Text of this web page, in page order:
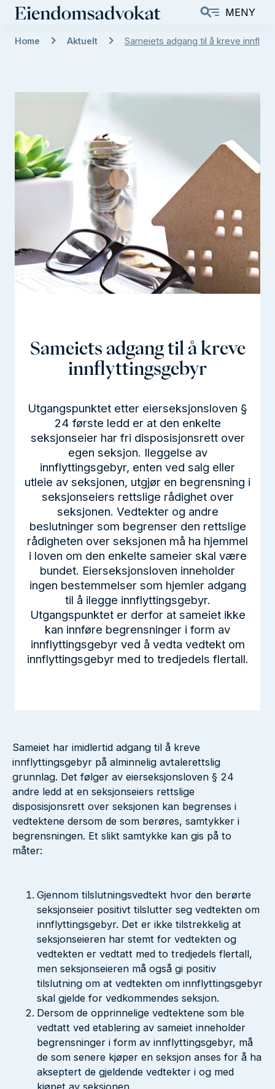
MENY
Home Aktuelt Sameiets adgang til å kreve
Sameiets adgang til å kreve
innflyttingsgebyr
Utgangspunktet etter eierseksjonsloven §
24 første ledd er at den enkelte
seksjonseier har fri disposisjonsrett over
egen seksjon. Ileggelse av
innflyttingsgebyr, enten ved salg eller
utleie av seksjonen, utgjør en begrensning i
seksjonseiers rettslige rådighet over
seksjonen. Vedtekter og andre
beslutninger som begrenser den rettslige
rådigheten over seksjonen må ha hjemmel
i loven om den enkelte sameier skal være
bundet. Eierseksjonsloven inneholder
ingen bestemmelser som hjemler adgang
til å ilegge innflyttingsgebyr.
Utgangspunktet er derfor at sameiet ikke
kan innføre begrensninger i form av
innflyttingsgebyr ved å vedta vedtekt om
innflyttingsgebyr med to tredjedels flertall.
Sameiet har imidlertid adgang til å kreve
innflyttingsgebyr på alminnelig avtalerettslig
grunnlag. Det følger av eierseksjonsloven § 24
andre ledd at en seksjonseiers rettslige
disposisjonsrett over seksjonen kan begrenses i
vedtektene dersom de som berøres, samtykker i
begrensningen. Et slikt samtykke kan gis på to
måter:
Gjennom tilslutningsvedtekt hvor den berørte
seksjonseier positivt tilslutter seg vedtekten om
innflyttingsgebyr. Det er ikke tilstrekkelig at
seksjonseieren har stemt for vedtekten og
vedtekten er vedtatt med to tredjedels flertall,
men seksjonseieren må også gi positiv
tilslutning om at vedtekten om innflyttingsgebyr
skal gjelde for vedkommendes seksjon.
Dersom de opprinnelige vedtektene som ble
vedtatt ved etablering av sameiet inneholder
begrensninger i form av innflyttingsgebyr, må
de som senere kjøper en seksjon anses for å ha
akseptert de gjeldende vedtekter i og med